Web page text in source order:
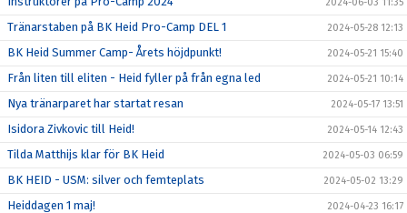
Tränarstaben på BK Heid Pro-Camp DEL 1 2024-05-28 12:13
BK Heid Summer Camp- Årets höjdpunkt! 2024-05-21 15:40
Från liten till eliten - Heid fyller på från egna led 2024-05-21 10:14
Nya tränarparet har startat resan 2024-05-17 13:51
Isidora Zivkovic till Heid! 2024-05-14 12:43
Tilda Matthijs klar för BK Heid 2024-05-03 06:59
BK HEID - USM: silver och femteplats 2024-05-02 13:29
Heiddagen 1 maj! 2024-04-23 16:17